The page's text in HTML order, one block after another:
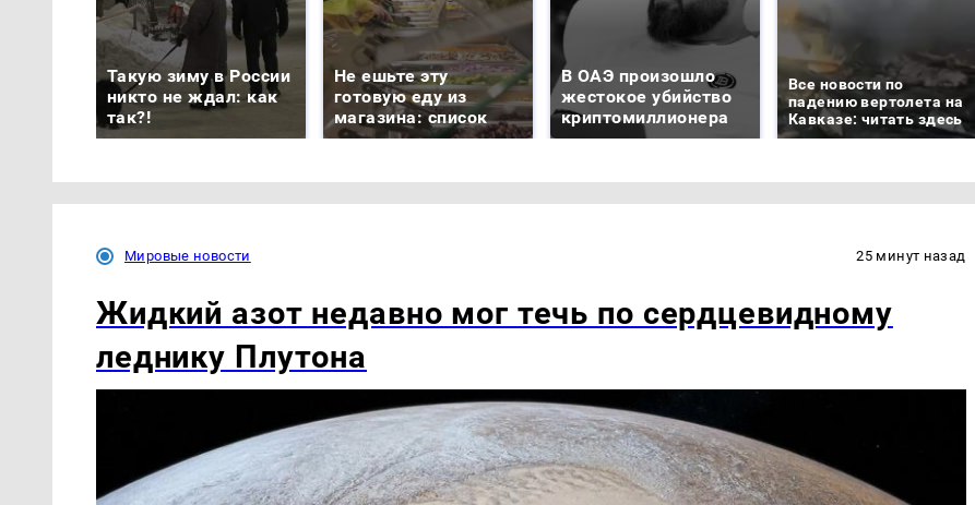
Такую зиму в России
никто не ждал: как
так?!
Не ешьте эту
готовую еду из
магазина: список
В ОАЭ произошло
жестокое убийство
криптомиллионера
Все новости по
падению вертолета на
Кавказе: читать здесь
Мировые новости 25 минут назад
Жидкий азот недавно мог течь по сердцевидному
леднику Плутона